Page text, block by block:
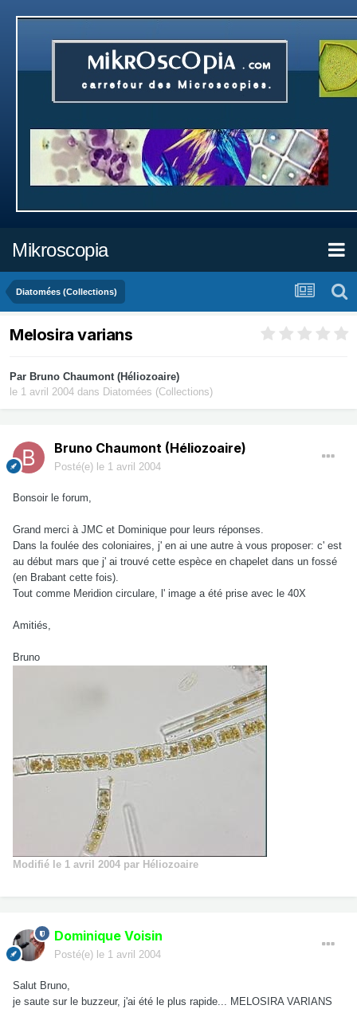
Mikroscopia
Diatomées (Collections)
Melosira varians
Par Bruno Chaumont (Héliozoaire)
le 1 avril 2004 dans Diatomées (Collections)
Bruno Chaumont (Héliozoaire)
Posté(e) le 1 avril 2004
Bonsoir le forum,
Grand merci à JMC et Dominique pour leurs réponses.
Dans la foulée des coloniaires, j' en ai une autre à vous proposer: c' est
au début mars que j' ai trouvé cette espèce en chapelet dans un fossé
(en Brabant cette fois).
Tout comme Meridion circulare, l' image a été prise avec le 40X
Amitiés,
Bruno
Modifié le 1 avril 2004 par Héliozoaire
Dominique Voisin
Posté(e) le 1 avril 2004
Salut Bruno,
je saute sur le buzzeur, j'ai été le plus rapide... MELOSIRA VARIANS